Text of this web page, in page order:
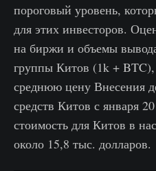
пороговый уровень,
для этих инвесторов.
на биржи и объемы
группы Китов (1k +
среднюю цену Внесения
средств Китов с января
стоимость для Китов в
около 15,8 тыс. долларов.